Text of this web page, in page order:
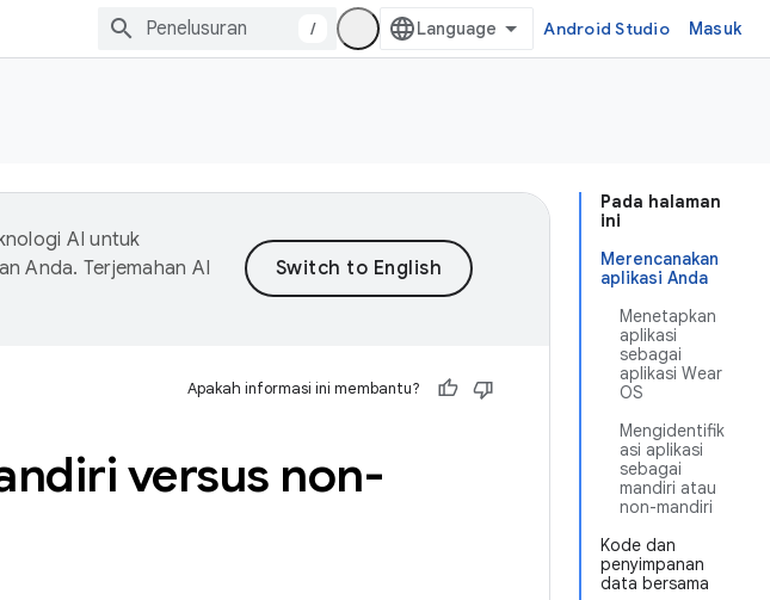
/ Android Studio Masuk
Pada halaman
ini
Merencanakan
aplikasi Anda
Menetapkan
aplikasi
sebagai
aplikasi Wear
OS
Mengidentifik
asi aplikasi
sebagai
mandiri atau
non-mandiri
Kode dan
penyimpanan
data bersama
AI untuk
Anda. Terjemahan AI
Apakah informasi ini membantu?
versus non-